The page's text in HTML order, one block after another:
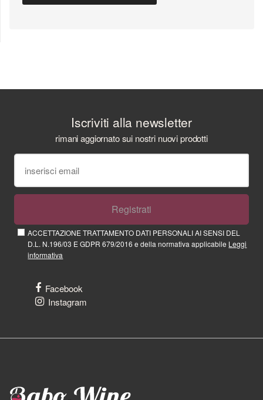
Iscriviti alla newsletter
rimani aggiornato sui nostri nuovi prodotti
Registrati
ACCETTAZIONE TRATTAMENTO DATI PERSONALI AI SENSI DEL
D.L. N.196/03 E GDPR 679/2016 e della normativa applicabile Leggi
informativa
Facebook
Instagram